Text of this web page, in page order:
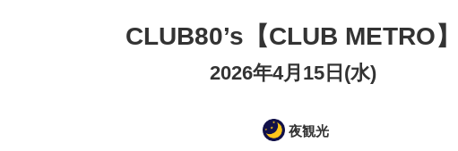
CLUB80’s【CLUB METRO】
2026年4月15日(水)
夜観光